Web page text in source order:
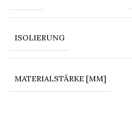
ISOLIERUNG
MATERIALSTÄRKE [MM]